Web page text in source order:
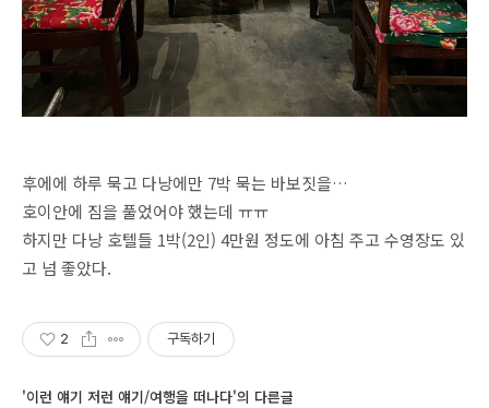
후에에 하루 묵고 다낭에만 7박 묵는 바보짓을…
호이안에 짐을 풀었어야 했는데 ㅠㅠ
하지만 다낭 호텔들 1박(2인) 4만원 정도에 아침 주고 수영장도 있
고 넘 좋았다.
2 구독하기
'이런 얘기 저런 얘기/여행을 떠나다'의 다른글